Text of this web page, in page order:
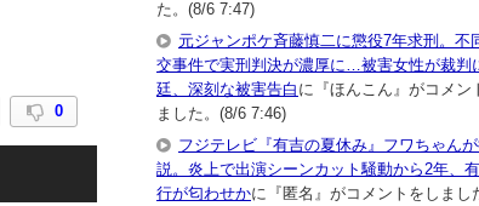
0
た。(8/6 7:47)
元ジャンポケ斉藤慎二に懲役7年求刑。不
交事件で実刑判決が濃厚に…被害女性が裁判
廷、深刻な被害告白 に『ほんこん』がコメン
ました。(8/6 7:46)
フジテレビ『有吉の夏休み』フワちゃん
説。炎上で出演シーンカット騒動から2年、
行が匂わせかに『匿名』がコメントをしまし